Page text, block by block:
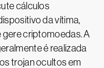
cálculos
da vítima,
gere criptomoedas. A
é realizada
trojan ocultos em